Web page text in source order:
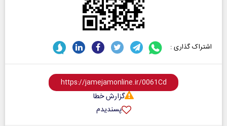
اشتراک گذاری :
گزارش خطا
پسندیدم